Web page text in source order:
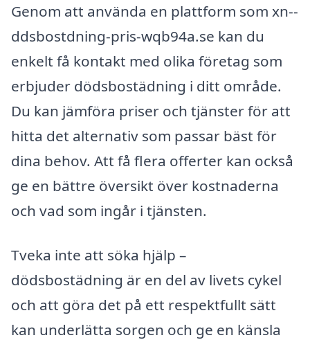
Genom att använda en plattform som xn--
ddsbostdning-pris-wqb94a.se kan du
enkelt få kontakt med olika företag som
erbjuder dödsbostädning i ditt område.
Du kan jämföra priser och tjänster för att
hitta det alternativ som passar bäst för
dina behov. Att få flera offerter kan också
ge en bättre översikt över kostnaderna
och vad som ingår i tjänsten.
Tveka inte att söka hjälp –
dödsbostädning är en del av livets cykel
och att göra det på ett respektfullt sätt
kan underlätta sorgen och ge en känsla